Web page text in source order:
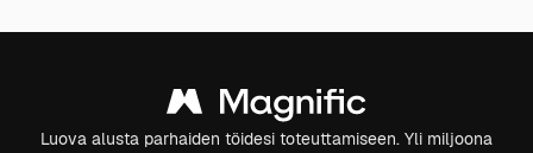
Luova alusta parhaiden töidesi toteuttamiseen. Yli miljoona